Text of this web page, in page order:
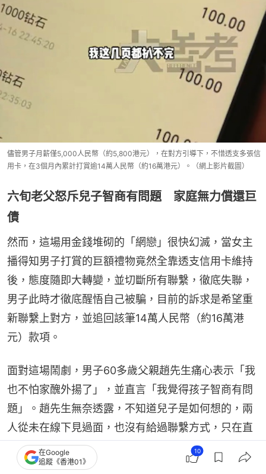
儘管男子月薪僅5,000人民幣（約5,800港元），在對方引導下，不惜透支多張信
用卡，在3個月內累計打賞逾14萬人民幣（約16萬港元）。（網上影片截圖）
六旬老父怒斥兒子智商有問題 家庭無力償還巨
債
然而，這場用金錢堆砌的「網戀」很快幻滅，當女主
播得知男子打賞的巨額禮物竟然全靠透支信用卡維持
後，態度隨即大轉變，並切斷所有聯繫，徹底失聯，
男子此時才徹底醒悟自己被騙，目前的訴求是希望重
新聯繫上對方，並追回該筆14萬人民幣（約16萬港
元）款項。
面對這場鬧劇，男子60多歲父親趙先生痛心表示「我
也不怕家醜外揚了」，並直言「我覺得孩子智商有問
題」。趙先生無奈透露，不知道兒子是如何想的，兩
人從未在線下見過面，也沒有給過聯繫方式，只在直
播間見面，就說以結婚為目的拍拖。如今兒子因刷禮
物在信用卡欠下10萬人民幣（約11.5萬港元）債務，
在Google
追蹤《香港01》
10